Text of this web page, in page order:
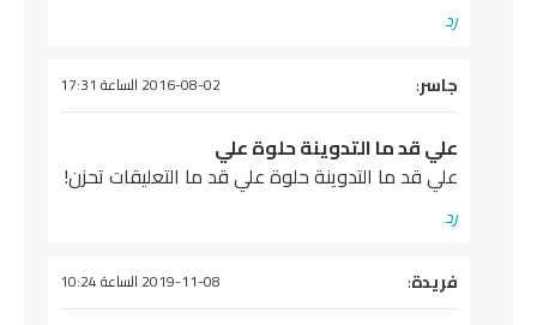
رد
يقول
جاسر: 2016-08-02 الساعة 17:31
علي قد ما التدوينة حلوة علي
علي قد ما التدوينة حلوة علي قد ما التعليقات تحزن!
رد
يقول
فريدة: 2019-11-08 الساعة 10:24